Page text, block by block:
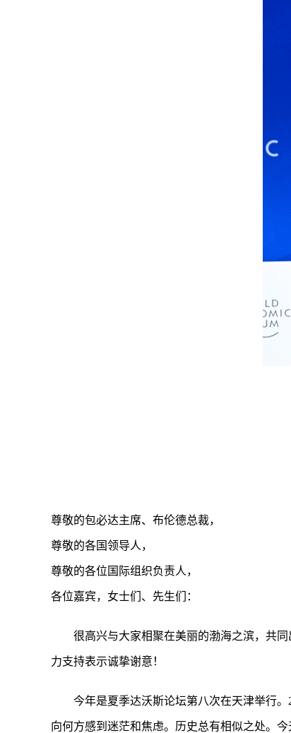
尊敬的包必达主席、布伦德总裁，
尊敬的各国领导人，
尊敬的各位国际组织负责人，
各位嘉宾，女士们、先生们：
很高兴与大家相聚在美丽的渤海之滨，共
力支持表示诚挚谢意！
今年是夏季达沃斯论坛第八次在天津举行
向何方感到迷茫和焦虑。历史总有相似之处。